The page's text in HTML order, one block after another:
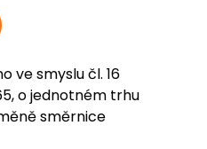
ve smyslu čl. 16
o jednotném trhu
směrnice